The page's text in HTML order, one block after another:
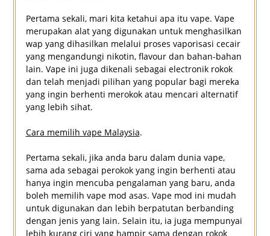
Pertama sekali, mari kita ketahui apa itu vape. Vape
merupakan alat yang digunakan untuk menghasilkan
wap yang dihasilkan melalui proses vaporisasi cecair
yang mengandungi nikotin, flavour dan bahan-bahan
lain. Vape ini juga dikenali sebagai electronik rokok
dan telah menjadi pilihan yang popular bagi mereka
yang ingin berhenti merokok atau mencari alternatif
yang lebih sihat.
Cara memilih vape Malaysia.
Pertama sekali, jika anda baru dalam dunia vape,
sama ada sebagai perokok yang ingin berhenti atau
hanya ingin mencuba pengalaman yang baru, anda
boleh memilih vape mod asas. Vape mod ini mudah
untuk digunakan dan lebih berpatutan berbanding
dengan jenis yang lain. Selain itu, ia juga mempunyai
lebih kurang ciri yang hampir sama dengan rokok